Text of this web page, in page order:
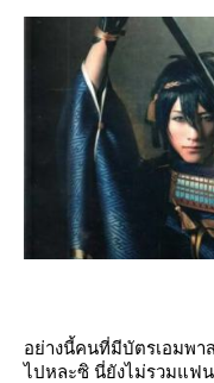
อย่างนี้คนที่มีบัตรเอมพา
ไปหละซิ นี่ยังไม่รวมแฟ